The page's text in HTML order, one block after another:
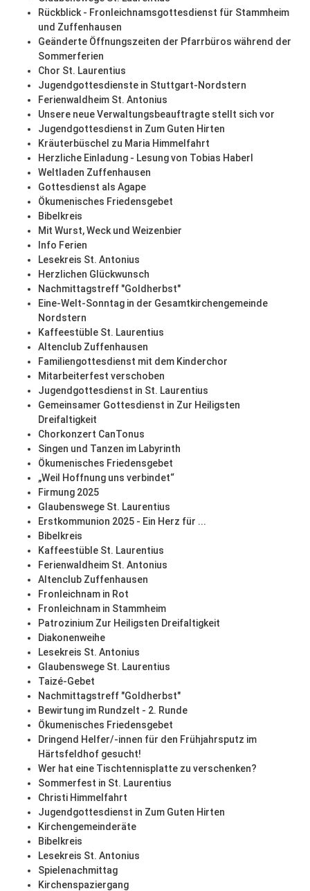
Rückblick - Fronleichnamsgottesdienst für Stammheim
und Zuffenhausen
Geänderte Öffnungszeiten der Pfarrbüros während der
Sommerferien
Chor St. Laurentius
Jugendgottesdienste in Stuttgart-Nordstern
Ferienwaldheim St. Antonius
Unsere neue Verwaltungsbeauftragte stellt sich vor
Jugendgottesdienst in Zum Guten Hirten
Kräuterbüschel zu Maria Himmelfahrt
Herzliche Einladung - Lesung von Tobias Haberl
Weltladen Zuffenhausen
Gottesdienst als Agape
Ökumenisches Friedensgebet
Bibelkreis
Mit Wurst, Weck und Weizenbier
Info Ferien
Lesekreis St. Antonius
Herzlichen Glückwunsch
Nachmittagstreff "Goldherbst"
Eine-Welt-Sonntag in der Gesamtkirchengemeinde
Nordstern
Kaffeestüble St. Laurentius
Altenclub Zuffenhausen
Familiengottesdienst mit dem Kinderchor
Mitarbeiterfest verschoben
Jugendgottesdienst in St. Laurentius
Gemeinsamer Gottesdienst in Zur Heiligsten
Dreifaltigkeit
Chorkonzert CanTonus
Singen und Tanzen im Labyrinth
Ökumenisches Friedensgebet
„Weil Hoffnung uns verbindet“
Firmung 2025
Glaubenswege St. Laurentius
Erstkommunion 2025 - Ein Herz für ...
Bibelkreis
Kaffeestüble St. Laurentius
Ferienwaldheim St. Antonius
Altenclub Zuffenhausen
Fronleichnam in Rot
Fronleichnam in Stammheim
Patrozinium Zur Heiligsten Dreifaltigkeit
Diakonenweihe
Lesekreis St. Antonius
Glaubenswege St. Laurentius
Taizé-Gebet
Nachmittagstreff "Goldherbst"
Bewirtung im Rundzelt - 2. Runde
Ökumenisches Friedensgebet
Dringend Helfer/-innen für den Frühjahrsputz im
Härtsfeldhof gesucht!
Wer hat eine Tischtennisplatte zu verschenken?
Sommerfest in St. Laurentius
Christi Himmelfahrt
Jugendgottesdienst in Zum Guten Hirten
Kirchengemeinderäte
Bibelkreis
Lesekreis St. Antonius
Spielenachmittag
Kirchenspaziergang